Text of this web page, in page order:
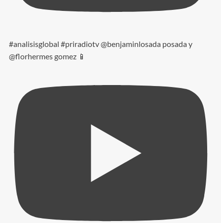
#analisisglobal #priradiotv @benjaminlosada posada y
@florhermes gomez 📱